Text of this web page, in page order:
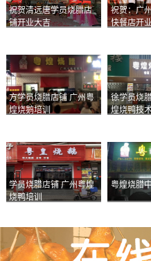
祝贺清远唐学员烧腊店
铺开业大吉
祝贺：广
快餐店开
方学员烧腊店铺 广州粤
煌烧鹅培训
徐学员烧
煌烧鸭技
学员烧腊店铺 广州粤煌
烧鸭培训
粤煌烧腊